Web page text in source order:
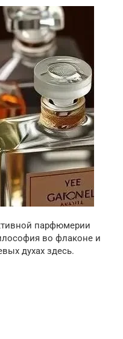
парфюмерии
во флаконе и
духах здесь.